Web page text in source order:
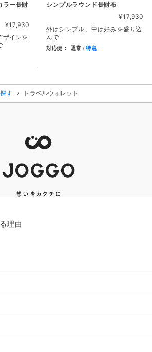
ラー長財
¥17,930
ザインを
シンプルラウンド長財布
¥17,930
外はシンプル、中は好みを盛り込
んで
対応便： 通常 特急
商品カード。商品: シンプル
す トラベルウォレット
理由